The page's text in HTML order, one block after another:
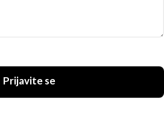
Prijavite se